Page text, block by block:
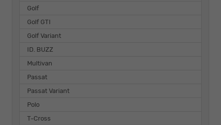
Golf
Golf GTI
Golf Variant
ID. BUZZ
Multivan
Passat
Passat Variant
Polo
T-Cross